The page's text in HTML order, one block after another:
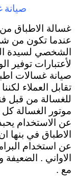
صيانة
غسالة الاطباق من
عندما تكون من
الشخصي لسيدة
لأعتبارات توفير
صيانة غسالات
تقابل العملاء
للغسالة من قبل
موتور الغسالة
عن الاستخدام
الاطباق في بنها
عن استخدام
الاواني .
مع .